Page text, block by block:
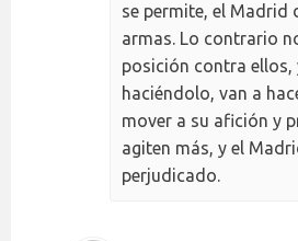
se permite, el Madrid
armas. Lo contrario
posición contra ellos,
haciéndolo, van a
mover a su afición y
agiten más, y el
perjudicado.